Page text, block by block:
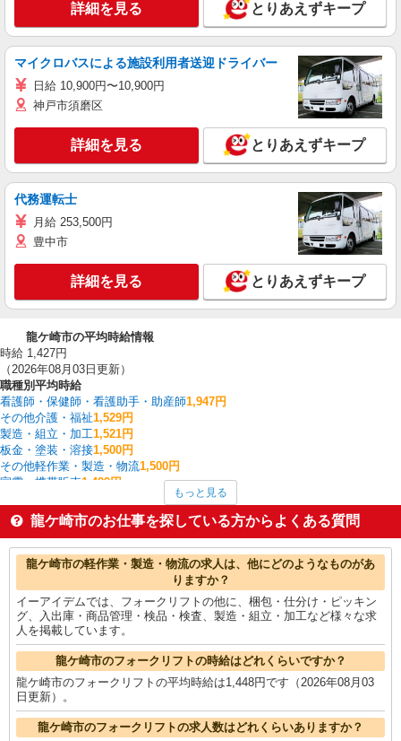
詳細を見る とりあえずキープ
マイクロバスによる施設利用者送迎ドライバー
日給 10,900円〜10,900円
神戸市須磨区
詳細を見る とりあえずキープ
代務運転士
月給 253,500円
豊中市
詳細を見る とりあえずキープ
龍ケ崎市の平均時給情報
時給 1,427円
（2026年08月03日更新）
職種別平均時給
看護師・保健師・看護助手・助産師1,947円
その他介護・福祉1,529円
製造・組立・加工1,521円
板金・塗装・溶接1,500円
その他軽作業・製造・物流1,500円
家電・携帯販売1,499円
フォークリフト1,448円
梱包・仕分け・ピッキング 1,409円
建物管理・設備管理・マンション管理員1,400円
龍ケ崎市の他の職種の平均時給を見る
もっと見る
龍ケ崎市のお仕事を探している方からよくある質問
龍ケ崎市の軽作業・製造・物流の求人は、他にどのようなものがあ
りますか？
イーアイデムでは、フォークリフトの他に、梱包・仕分け・ピッキン
グ、入出庫・商品管理・検品・検査、製造・組立・加工など様々な求
人を掲載しています。
龍ケ崎市のフォークリフトの時給はどれくらいですか？
龍ケ崎市のフォークリフトの平均時給は1,448円です（2026年08月03
日更新）。
龍ケ崎市のフォークリフトの求人数はどれくらいありますか？